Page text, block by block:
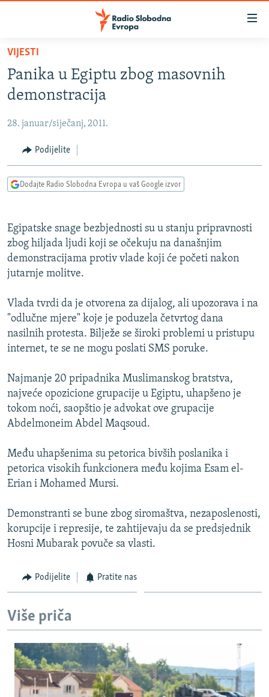
Pređite
glavni
sadržaj
na
navigaciju
Pređite
na
VIJESTI
BOSNA I HERCEGOVINA
KOSOVO
CRNA GORA
VIDEO
INFOGRAFIKE
PODCASTI
KINA NA BALKANU
RSE PRIČE IZ SVIJETA
ISPRIČAJ MI
DNEVNO@RSE
SPECIJALI RSE
VIŠE OD NASLOVA
POPLAVE I KLIZIŠTA U BIH 2024.
TV LIBERTY
MOJA EVROPA
NASTANAK I RASPAD JUGOSLAVIJE
PRATITE NAS
Sve RFE/RL stranice
VIJESTI
Panika u Egiptu zbog masovnih
demonstracija
28. januar/siječanj, 2011.
Podijelite
Dodajte Radio Slobodna Evropa u vaš Google izvor
Egipatske snage bezbjednosti su u stanju pripravnosti
zbog hiljada ljudi koji se očekuju na današnjim
demonstracijama protiv vlade koji će početi nakon
jutarnje molitve.
Vlada tvrdi da je otvorena za dijalog, ali upozorava i na
"odlučne mjere" koje je poduzela četvrtog dana
nasilnih protesta. Bilježe se široki problemi u pristupu
internet, te se ne mogu poslati SMS poruke.
Najmanje 20 pripadnika Muslimanskog bratstva,
najveće opozicione grupacije u Egiptu, uhapšeno je
tokom noći, saopštio je advokat ove grupacije
Abdelmoneim Abdel Maqsoud.
Među uhapšenima su petorica bivših poslanika i
petorica visokih funkcionera među kojima Esam el-
Erian i Mohamed Mursi.
Demonstranti se bune zbog siromaštva, nezaposlenosti,
korupcije i represije, te zahtijevaju da se predsjednik
Hosni Mubarak povuče sa vlasti.
Podijelite Pratite nas
Više priča